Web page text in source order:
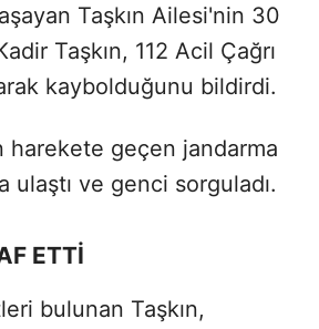
Taşkın Ailesi'nin 30
Taşkın, 112 Acil Çağrı
kaybolduğunu bildirdi.
harekete geçen jandarma
ulaştı ve genci sorguladı.
ETTİ
bulunan Taşkın,